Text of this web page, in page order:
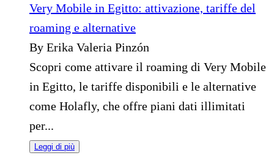
Very Mobile in Egitto: attivazione, tariffe del
roaming e alternative
By Erika Valeria Pinzón
Scopri come attivare il roaming di Very Mobile
in Egitto, le tariffe disponibili e le alternative
come Holafly, che offre piani dati illimitati
per...
Leggi di più